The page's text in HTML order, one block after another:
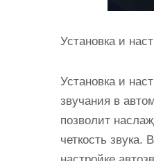
Установка и
Установка и
звучания в
позволит
четкость